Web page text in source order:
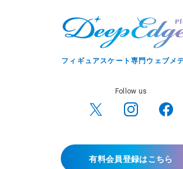
フィギュアスケート専門ウェブメ
Follow us
有料会員登録はこちら